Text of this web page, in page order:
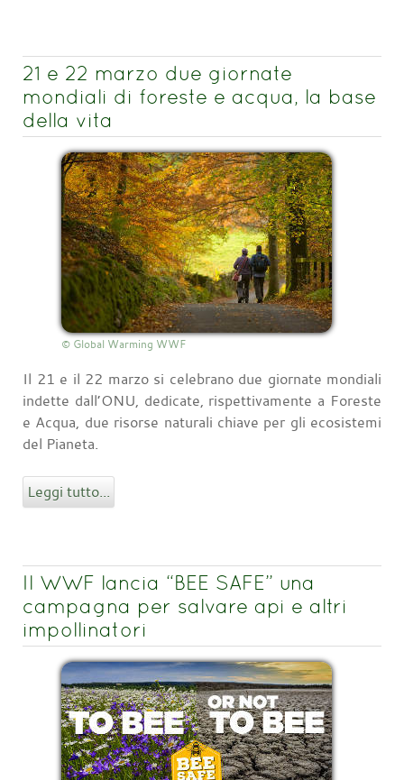
21 e 22 marzo due giornate
mondiali di foreste e acqua, la base
della vita
© Global Warming WWF
Il 21 e il 22 marzo si celebrano due giornate mondiali
indette dall’ONU, dedicate, rispettivamente a Foreste
e Acqua, due risorse naturali chiave per gli ecosistemi
del Pianeta.
Leggi tutto...
Il WWF lancia “BEE SAFE” una
campagna per salvare api e altri
impollinatori